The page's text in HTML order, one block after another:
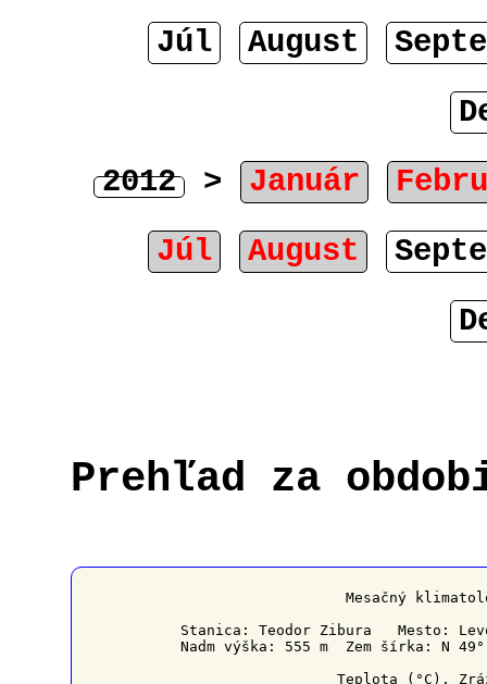
Júl August
2012 > Január
Júl
August
Prehľad za
Mesačný
Stanica: Teodor Zibura   Mesto:
Nadm výška: 555 m  Zem šírka: N
Teplota (°C),